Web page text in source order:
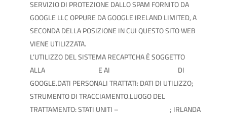
SERVIZIO DI PROTEZIONE DALLO SPAM FORNITO DA
GOOGLE LLC OPPURE DA GOOGLE IRELAND LIMITED, A
SECONDA DELLA POSIZIONE IN CUI QUESTO SITO WEB
VIENE UTILIZZATA.
L’UTILIZZO DEL SISTEMA RECAPTCHA È SOGGETTO
ALLA
E AI
DI
GOOGLE.DATI PERSONALI TRATTATI: DATI DI UTILIZZO;
STRUMENTO DI TRACCIAMENTO.LUOGO DEL
TRATTAMENTO: STATI UNITI –
; IRLANDA